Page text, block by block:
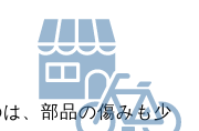
、部品の傷みも少